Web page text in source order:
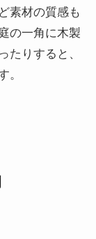
素材の質感も
の一角に木製
たりすると、
。